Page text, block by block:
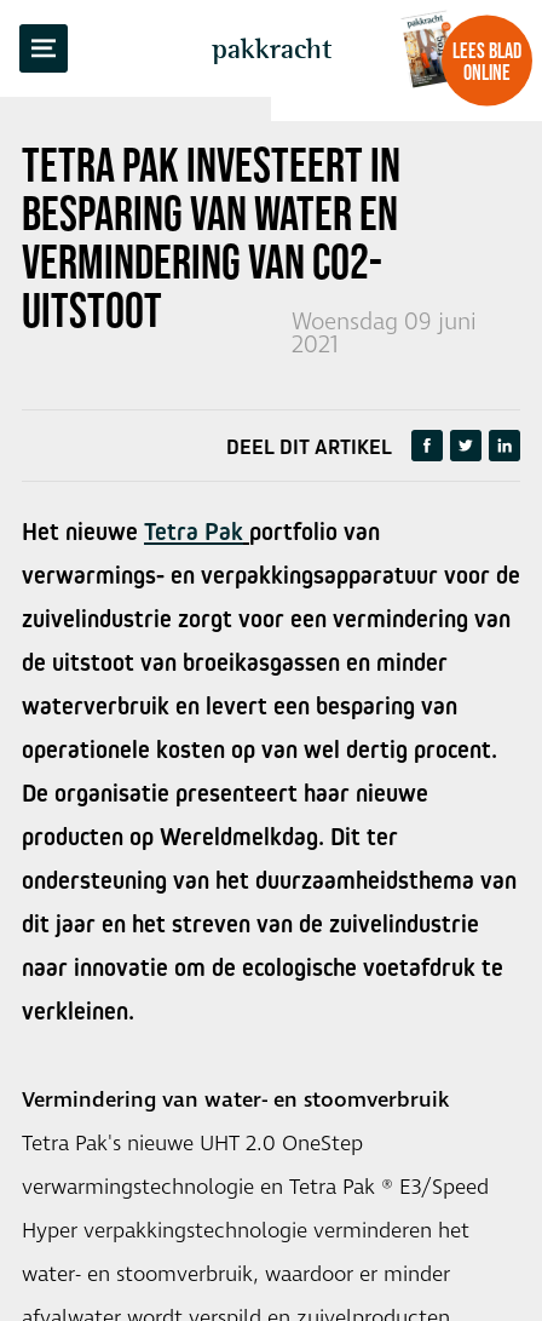
pakkracht
LEES BLAD
ONLINE
TETRA PAK INVESTEERT IN
BESPARING VAN WATER EN
VERMINDERING VAN CO2-
UITSTOOT
Woensdag 09 juni
2021
TERUG NAAR OVERZICHT
DEEL DIT ARTIKEL
Het nieuwe Tetra Pak portfolio van
verwarmings- en verpakkingsapparatuur voor de
zuivelindustrie zorgt voor een vermindering van
de uitstoot van broeikasgassen en minder
waterverbruik en levert een besparing van
operationele kosten op van wel dertig procent.
De organisatie presenteert haar nieuwe
producten op Wereldmelkdag. Dit ter
ondersteuning van het duurzaamheidsthema van
dit jaar en het streven van de zuivelindustrie
naar innovatie om de ecologische voetafdruk te
verkleinen.
Vermindering van water- en stoomverbruik
Tetra Pak's nieuwe UHT 2.0 OneStep
verwarmingstechnologie en Tetra Pak ® E3/Speed
Hyper verpakkingstechnologie verminderen het
water- en stoomverbruik, waardoor er minder